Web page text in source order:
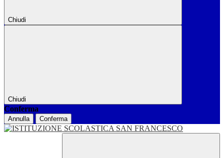
Chiudi
Chiudi
Conferma
Annulla Conferma